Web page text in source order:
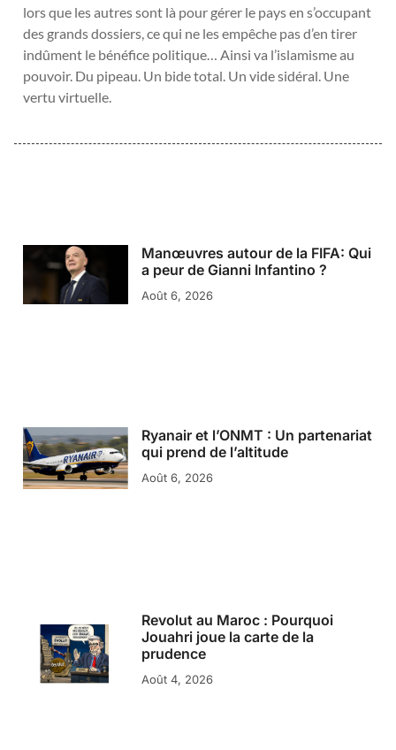
lors que les autres sont là pour gérer le pays en s’occupant
des grands dossiers, ce qui ne les empêche pas d’en tirer
indûment le bénéfice politique… Ainsi va l’islamisme au
pouvoir. Du pipeau. Un bide total. Un vide sidéral. Une
vertu virtuelle.
Manœuvres autour de la FIFA: Qui
a peur de Gianni Infantino ?
Août 6, 2026
Ryanair et l’ONMT : Un partenariat
qui prend de l’altitude
Août 6, 2026
Revolut au Maroc : Pourquoi
Jouahri joue la carte de la
prudence
Août 4, 2026